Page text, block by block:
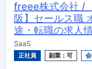
freee株式会社 /
阪】セールス職
途・転職の求人
SaaS
正社員 副業：可